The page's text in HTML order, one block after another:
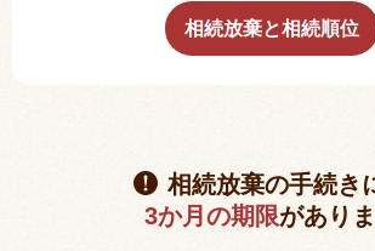
相続放棄と相続順位
相続放棄の手続き
3か月の期限があり